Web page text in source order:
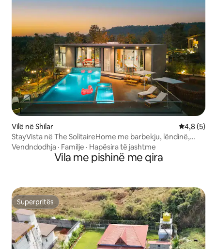
Vilë në Shilar Vlerësimi
4,8 (5)
StayVista në The SolitaireHome me barbekju, lëndinë,
Karjat
Vendndodhja · Familje · Hapësira të jashtme
Vila me pishinë me qira
Superpritës
Superpritës